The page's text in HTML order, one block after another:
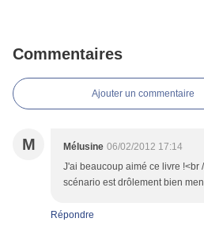
Commentaires
Ajouter un commentaire
M Mélusine 06/02/2012 17:14
J'ai beaucoup aimé ce livre !<br
scénario est drôlement bien
Répondre